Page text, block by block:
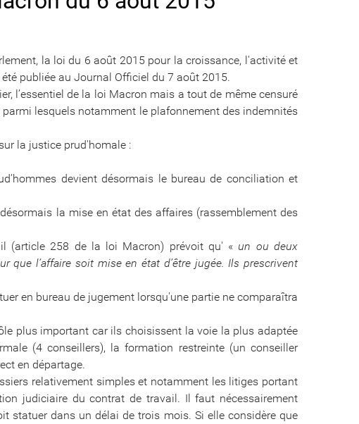
la loi du 6 août 2015 pour la croissance, l'activité et
publiée au Journal Officiel du 7 août 2015.
l’essentiel de la loi Macron mais a tout de même censuré
lesquels notamment le plafonnement des indemnités
la justice prud'homale :
devient désormais le bureau de conciliation et
la mise en état des affaires (rassemblement des
(article 258 de la loi Macron) prévoit qu' « un ou deux
que l’affaire soit mise en état d’être jugée. Ils prescrivent
en bureau de jugement lorsqu'une partie ne comparaîtra
plus important car ils choisissent la voie la plus adaptée
(4 conseillers), la formation restreinte (un conseiller
en départage.
relativement simples et notamment les litiges portant
judiciaire du contrat de travail. Il faut nécessairement
statuer dans un délai de trois mois. Si elle considère que